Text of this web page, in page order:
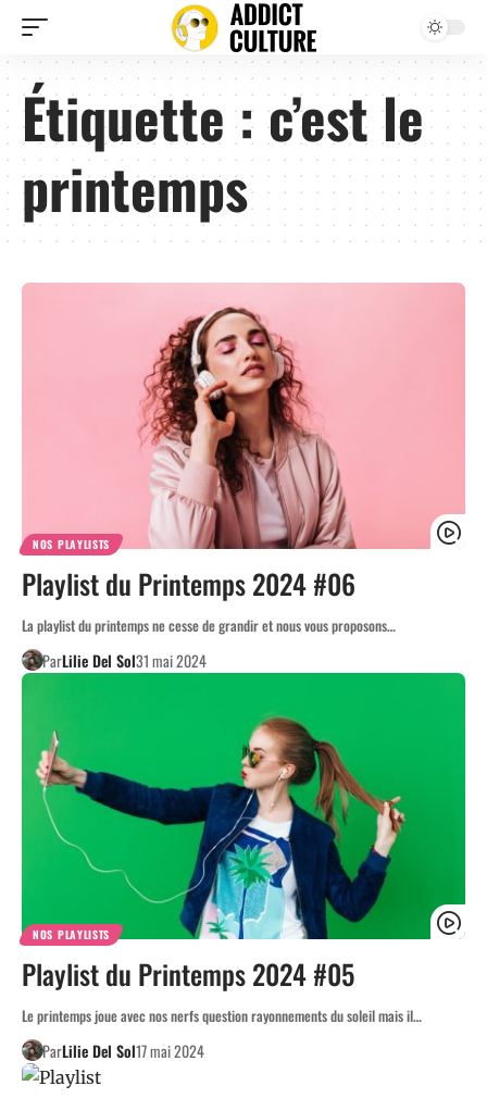
Étiquette :c’est le
printemps
NOS PLAYLISTS
Playlist du Printemps 2024 #06
La playlist du printemps ne cesse de grandir et nous vous proposons…
ParLilie Del Sol31 mai 2024
NOS PLAYLISTS
Playlist du Printemps 2024 #05
Le printemps joue avec nos nerfs question rayonnements du soleil mais il…
ParLilie Del Sol17 mai 2024